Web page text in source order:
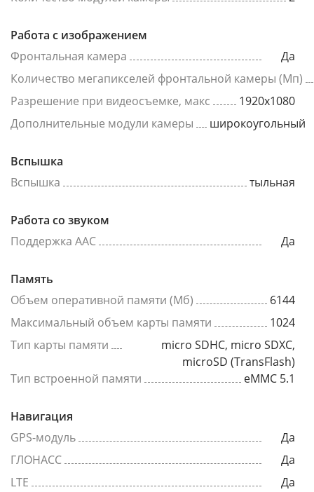
Работа с изображением
Фронтальная камера
Да
Количество мегапикселей фронтальной камеры (Мп)
Разрешение при видеосъемке, макс
1920x1080
Дополнительные модули камеры
широкоугольный
Вспышка
Вспышка
тыльная
Работа со звуком
Поддержка AAC
Да
Память
Объем оперативной памяти (Мб)
6144
Максимальный объем карты памяти
1024
Тип карты памяти
micro SDHC, micro SDXC,
microSD (TransFlash)
Тип встроенной памяти
eMMC 5.1
Навигация
GPS-модуль
Да
ГЛОНАСС
Да
LTE
Да